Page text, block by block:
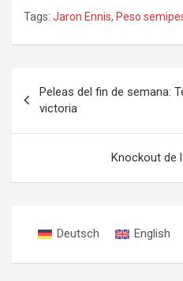
Tags: Jaron Ennis, Peso
de
entradas
Peleas del fin de semana:
victoria
Knockout de
Deutsch English